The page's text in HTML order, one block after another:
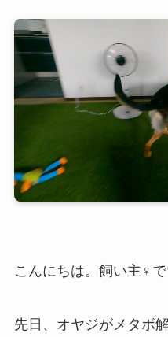
こんにちは。飼い主♀で
先日、オヤジがメタボ